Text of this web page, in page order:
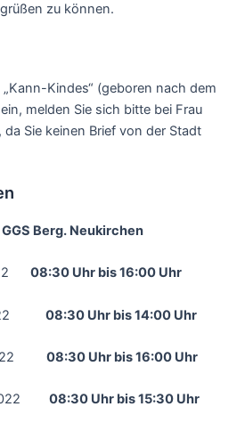
zu können.
Kindes“ (geboren nach dem
melden Sie sich bitte bei Frau
da Sie keinen Brief von der Stadt
Berg. Neukirchen
08:30 Uhr bis 16:00 Uhr
08:30 Uhr bis 14:00 Uhr
08:30 Uhr bis 16:00 Uhr
08:30 Uhr bis 15:30 Uhr